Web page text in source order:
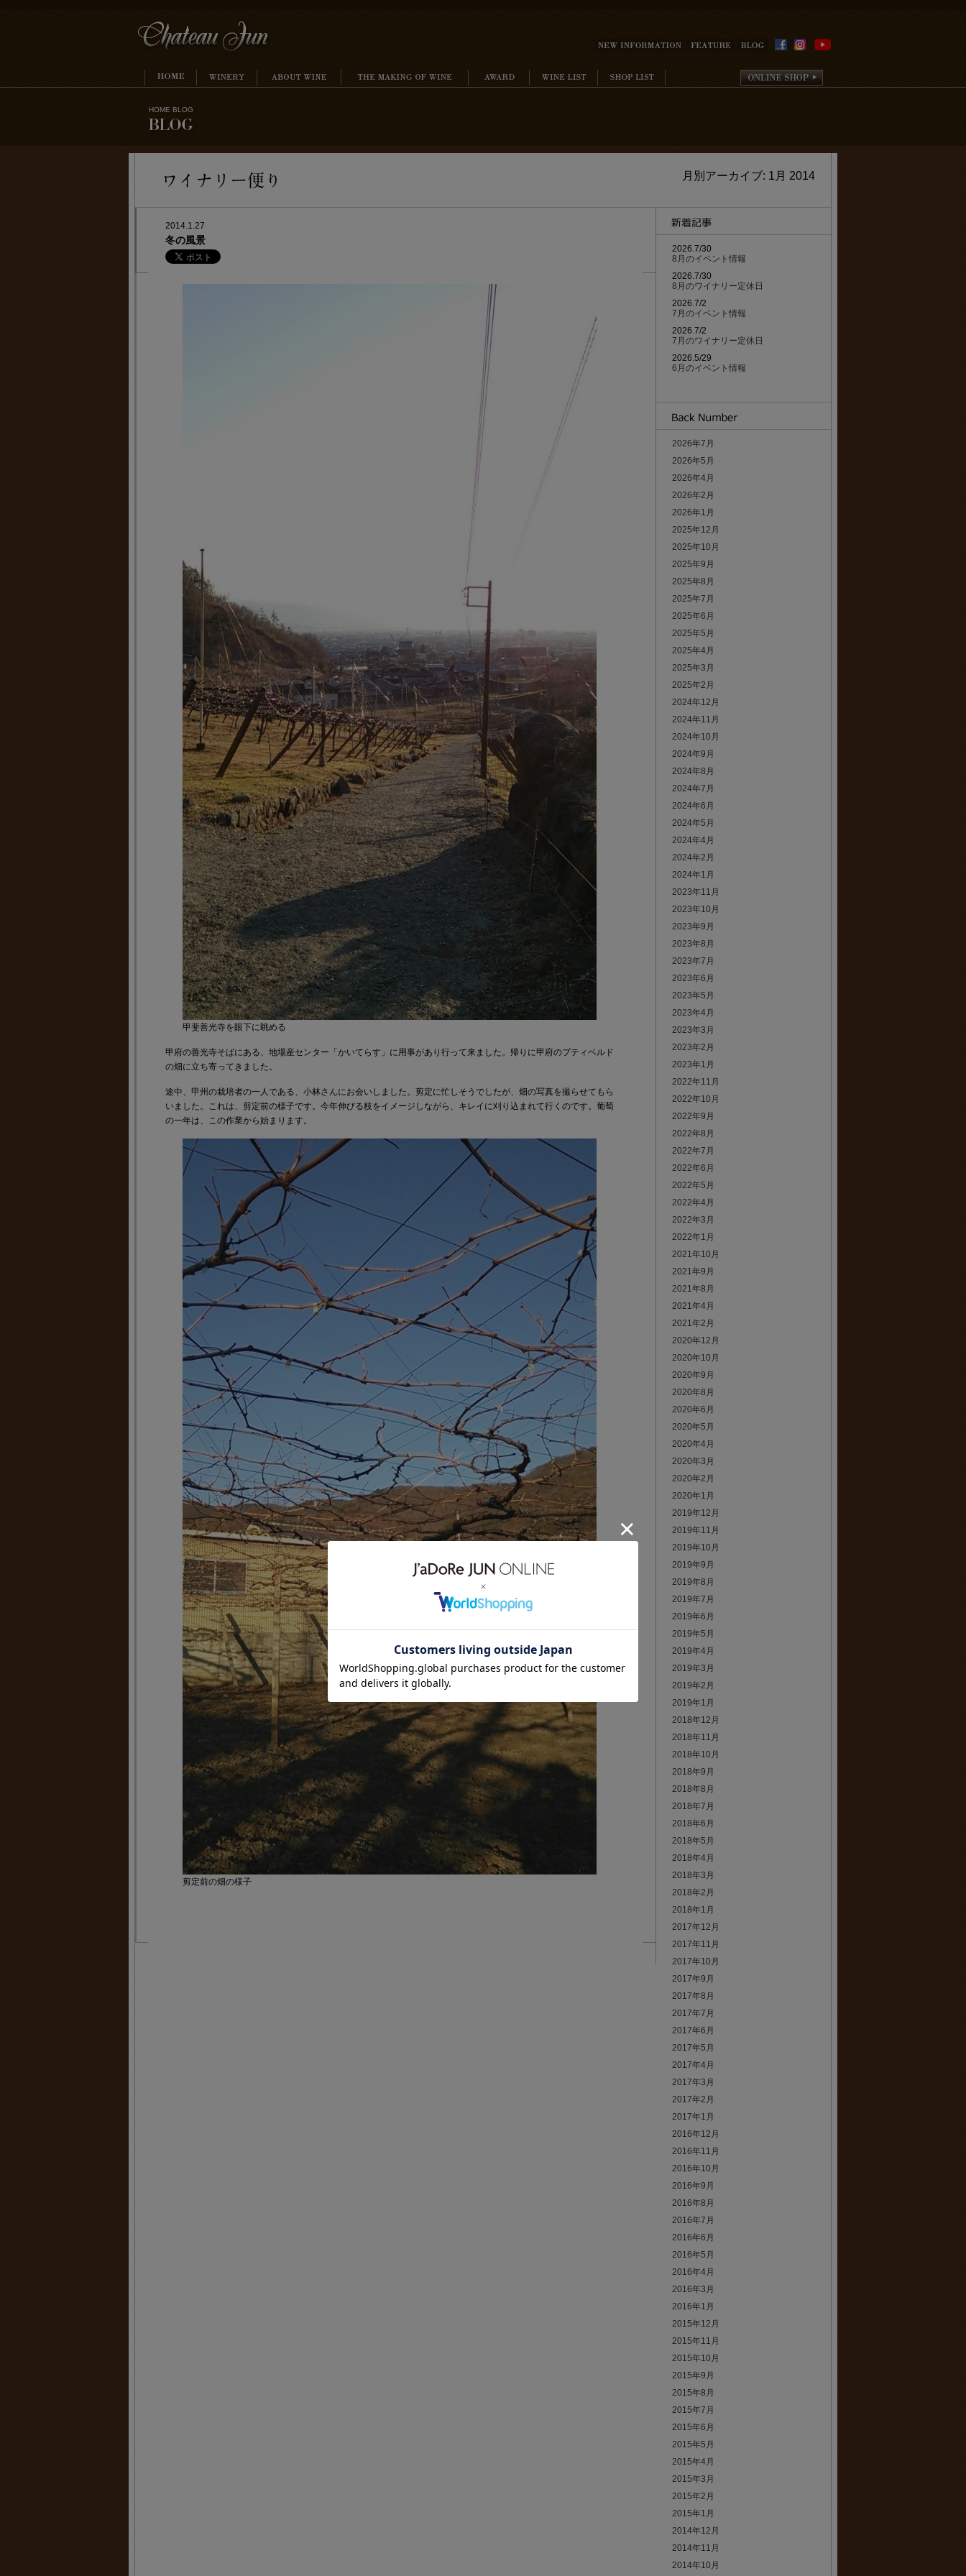
HOME BLOG
月別アーカイブ: 1月 2014
2014.1.27
冬の風景
甲斐善光寺を眼下に眺める
甲府の善光寺そばにある、地場産センター「かいてらす」に用事があり行って来ました。帰りに甲府のプティベルド
の畑に立ち寄ってきました。
途中、甲州の栽培者の一人である、小林さんにお会いしました。剪定に忙しそうでしたが、畑の写真を撮らせてもら
いました。これは、剪定前の様子です。今年伸びる枝をイメージしながら、キレイに刈り込まれて行くのです。葡萄
の一年は、この作業から始まります。
剪定前の畑の様子
2026.7/30
8月のイベント情報
2026.7/30
8月のワイナリー定休日
2026.7/2
7月のイベント情報
2026.7/2
7月のワイナリー定休日
2026.5/29
6月のイベント情報
2026年7月
2026年5月
2026年4月
2026年2月
2026年1月
2025年12月
2025年10月
2025年9月
2025年8月
2025年7月
2025年6月
2025年5月
2025年4月
2025年3月
2025年2月
2024年12月
2024年11月
2024年10月
2024年9月
2024年8月
2024年7月
2024年6月
2024年5月
2024年4月
2024年2月
2024年1月
2023年11月
2023年10月
2023年9月
2023年8月
2023年7月
2023年6月
2023年5月
2023年4月
2023年3月
2023年2月
2023年1月
2022年11月
2022年10月
2022年9月
2022年8月
2022年7月
2022年6月
2022年5月
2022年4月
2022年3月
2022年1月
2021年10月
2021年9月
2021年8月
2021年4月
2021年2月
2020年12月
2020年10月
2020年9月
2020年8月
2020年6月
2020年5月
2020年4月
2020年3月
2020年2月
2020年1月
2019年12月
2019年11月
2019年10月
2019年9月
2019年8月
2019年7月
2019年6月
2019年5月
2019年4月
2019年3月
2019年2月
2019年1月
2018年12月
2018年11月
2018年10月
2018年9月
2018年8月
2018年7月
2018年6月
2018年5月
2018年4月
2018年3月
2018年2月
2018年1月
2017年12月
2017年11月
2017年10月
2017年9月
2017年8月
2017年7月
2017年6月
2017年5月
2017年4月
2017年3月
2017年2月
2017年1月
2016年12月
2016年11月
2016年10月
2016年9月
2016年8月
2016年7月
2016年6月
2016年5月
2016年4月
2016年3月
2016年1月
2015年12月
2015年11月
2015年10月
2015年9月
2015年8月
2015年7月
2015年6月
2015年5月
2015年4月
2015年3月
2015年2月
2015年1月
2014年12月
2014年11月
2014年10月